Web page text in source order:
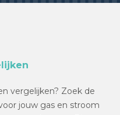
vergelijken? Zoek de
jouw gas en stroom